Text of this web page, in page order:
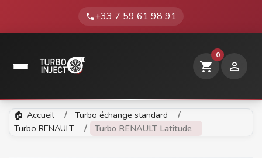
phone+33 7 59 61 98 91
shopping_cart
0

Accueil
Turbo échange standard
Turbo RENAULT
Turbo RENAULT Latitude